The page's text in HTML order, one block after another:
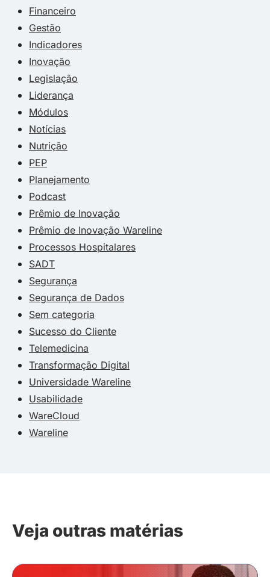
Financeiro
Gestão
Indicadores
Inovação
Legislação
Liderança
Módulos
Notícias
Nutrição
PEP
Planejamento
Podcast
Prêmio de Inovação
Prêmio de Inovação Wareline
Processos Hospitalares
SADT
Segurança
Segurança de Dados
Sem categoria
Sucesso do Cliente
Telemedicina
Transformação Digital
Universidade Wareline
Usabilidade
WareCloud
Wareline
Veja outras matérias